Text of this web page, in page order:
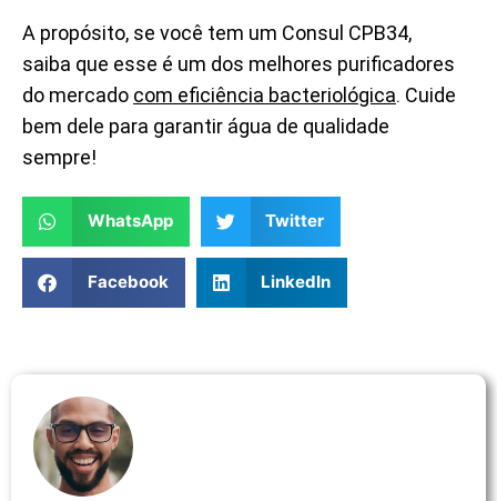
A propósito, se você tem um Consul CPB34,
saiba que esse é um dos melhores purificadores
do mercado com eficiência bacteriológica. Cuide
bem dele para garantir água de qualidade
sempre!
WhatsApp Twitter
Facebook LinkedIn